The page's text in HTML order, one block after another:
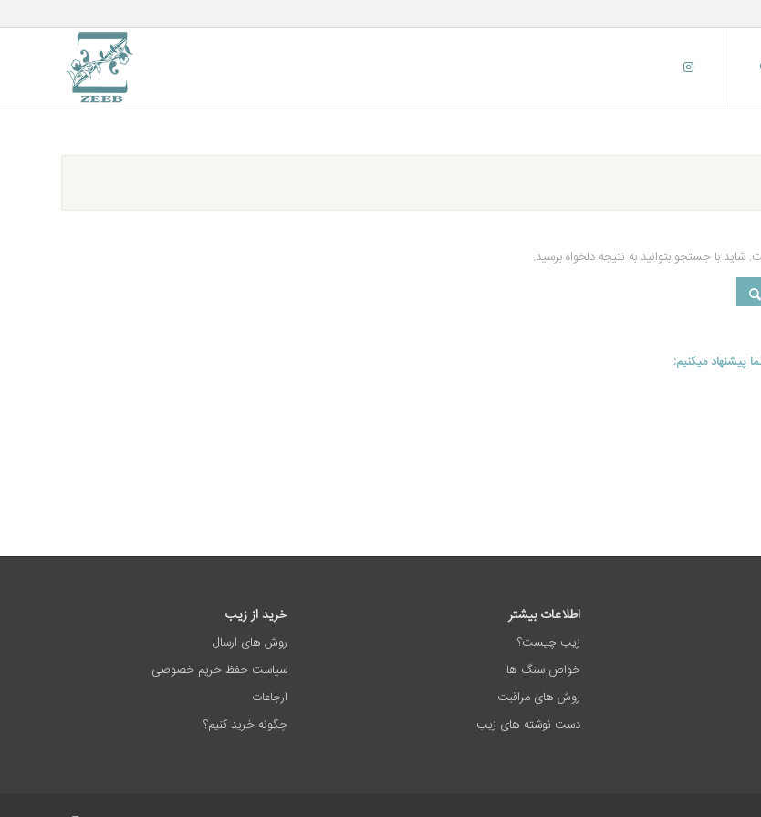
با جستجو بتوانید به نتیجه دلخواه برسید.
پیشنهاد میکنیم:
اطلاعات بیشتر
زیب چیست؟
خواص سنگ ها
روش های مراقبت
دست نوشته های زیب
خرید از زیب
روش های ارسال
سیاست حفظ حریم خصوصی
ارجاعات
چگونه خرید کنیم؟